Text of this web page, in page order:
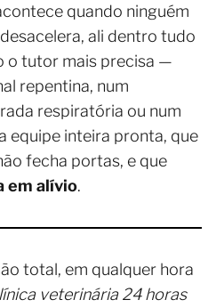
quando ninguém
ali dentro tudo
o tutor mais precisa —
repentina, num
respiratória ou num
equipe inteira pronta, que
fecha portas, e que
em alívio.
total, em qualquer hora
veterinária 24 horas